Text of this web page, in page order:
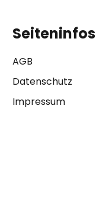
Seiteninfos
AGB
Datenschutz
Impressum